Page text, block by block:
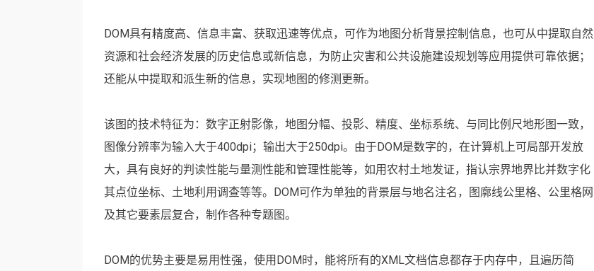
DOM具有精度高、信息丰富、获取迅速等优点，可作为地图分析背景控制信息，也可从中提取自然
资源和社会经济发展的历史信息或新信息，为防止灾害和公共设施建设规划等应用提供可靠依据；
还能从中提取和派生新的信息，实现地图的修测更新。
该图的技术特征为：数字正射影像，地图分幅、投影、精度、坐标系统、与同比例尺地形图一致，
图像分辨率为输入大于400dpi；输出大于250dpi。由于DOM是数字的，在计算机上可局部开发放
大，具有良好的判读性能与量测性能和管理性能等，如用农村土地发证，指认宗界地界比并数字化
其点位坐标、土地利用调查等等。DOM可作为单独的背景层与地名注名，图廓线公里格、公里格网
及其它要素层复合，制作各种专题图。
DOM的优势主要是易用性强，使用DOM时，能将所有的XML文档信息都存于内存中，且遍历简